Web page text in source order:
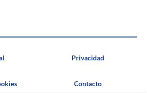
Privacidad
Contacto